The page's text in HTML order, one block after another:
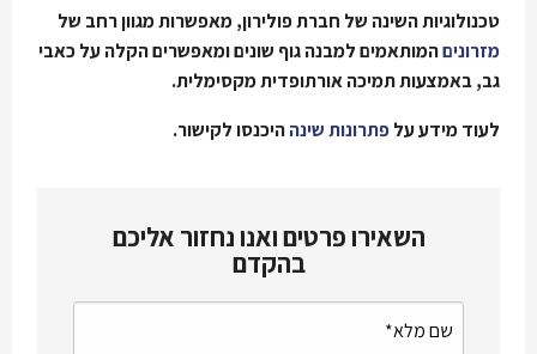
טכנולוגיות השינה של חברת פולירון, מאפשרות מגוון רחב של
מזרוניםהמותאמים למבנה גוף שונים ומאפשרים הקלה על כאבי
גב, באמצעות תמיכה אורתופדית מקסימלית.
לעוד מידע עלפתרונות שינההיכנסו לקישור.
השאירו פרטים ואנו נחזור אליכם
בהקדם